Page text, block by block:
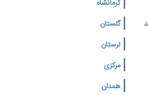
کرمانشاه
گلستان
لرستان
مرکزی
همدان